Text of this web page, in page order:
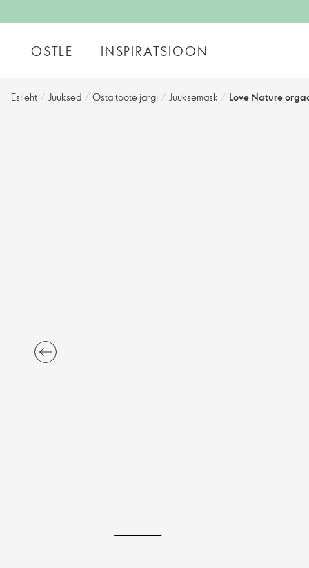
OSTLE INSPIRATSIOON
Esileht / Juuksed / Osta toote järgi / Juuksemask / Love Nature